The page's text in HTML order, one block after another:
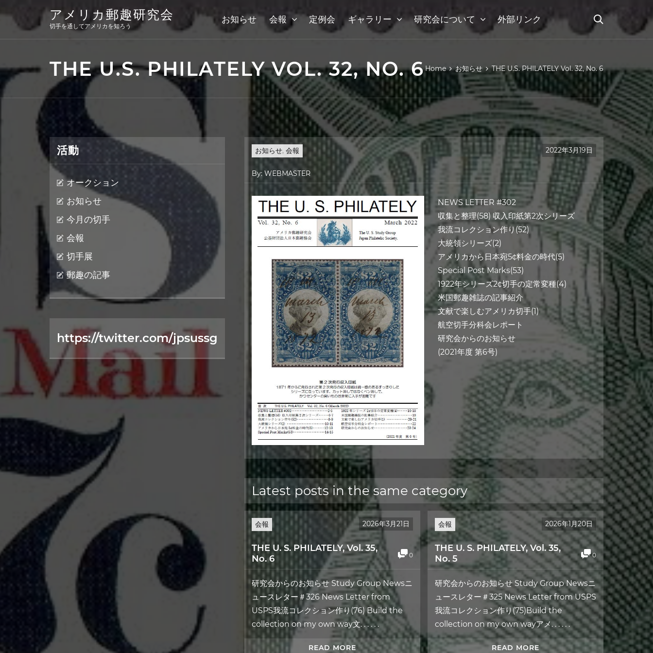
to
content
アメリカ郵趣研究会
切手を通してアメリカを知ろう
お知らせ 会報 定例会 ギャラリー 研究会について 外部リンク
THE U.S. PHILATELY VOL. 32, NO. 6Home お知らせ THE U.S. PHILATELY Vol. 32, No. 6
お知らせ, 会報 2022年3月19日
By: WEBMASTER
NEWS LETTER #302
収集と整理(58) 収入印紙第2次シリーズ
我流コレクション作り(52)
大統領シリーズ(2)
アメリカから日本宛5¢料金の時代(5)
Special Post Marks(53)
1922年シリーズ2¢切手の定常変種(4)
米国郵趣雑誌の記事紹介
文献で楽しむアメリカ切手(1)
航空切手分科会レポート
研究会からのお知らせ
(2021年度 第6号)
Latest posts in the same category
会報 2026年3月21日
THE U. S. PHILATELY, Vol. 35,
No. 6
0
研究会からのお知らせ Study Group Newsニ
ュースレター＃326 News Letter from
USPS我流コレクション作り(76) Build the
collection on my own way文. . . . . .
READ MORE
会報 2026年1月20日
THE U. S. PHILATELY, Vol. 35,
No. 5
0
研究会からのお知らせ Study Group Newsニ
ュースレター＃325 News Letter from USPS
我流コレクション作り(75)Build the
collection on my own wayアメ. . . . . .
READ MORE
活動
オークション
お知らせ
今月の切手
会報
切手展
郵趣の記事
https://twitter.com/jpsussg